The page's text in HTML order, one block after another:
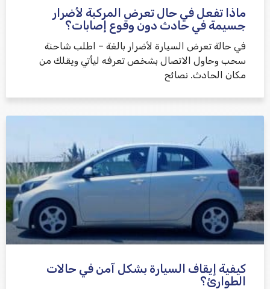
ماذا تفعل في حال تعرض المركبة لأضرار
جسيمة في حادث دون وقوع إصابات؟
في حالة تعرض السيارة لأضرار بالغة – اطلب شاحنة
سحب وحاول الاتصال بشخص تعرفه ليأتي ويقلك من
مكان الحادث. نصائح
كيفية إيقاف السيارة بشكل آمن في حالات
الطوارئ؟